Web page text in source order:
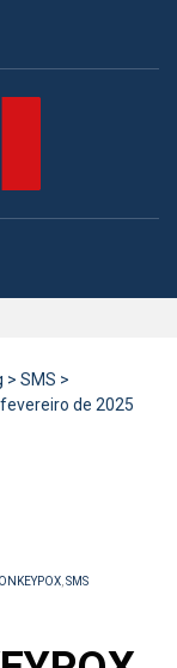
> SMS >
fevereiro de 2025
,SMS